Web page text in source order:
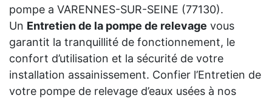
pompe a VARENNES-SUR-SEINE (77130).
Un Entretien de la pompe de relevage vous
garantit la tranquillité de fonctionnement, le
confort d’utilisation et la sécurité de votre
installation assainissement. Confier l’Entretien de
votre pompe de relevage d’eaux usées à nos